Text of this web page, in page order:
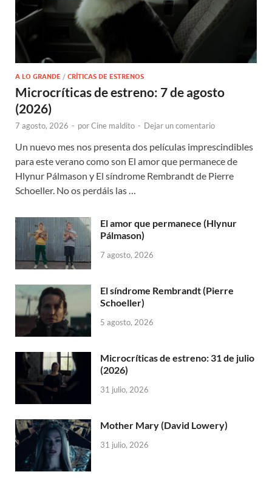
A LO GRANDE / CRÍTICAS DE ESTRENOS
Microcríticas de estreno: 7 de agosto
(2026)
7 agosto, 2026 - porCine maldito - Dejar un comentario
Un nuevo mes nos presenta dos películas imprescindibles
para este verano como son El amor que permanece de
Hlynur Pálmason y El síndrome Rembrandt de Pierre
Schoeller. No os perdáis las …
El amor que permanece (Hlynur
Pálmason)
7 agosto, 2026
El síndrome Rembrandt (Pierre
Schoeller)
5 agosto, 2026
Microcríticas de estreno: 31 de julio
(2026)
31 julio, 2026
Mother Mary (David Lowery)
31 julio, 2026